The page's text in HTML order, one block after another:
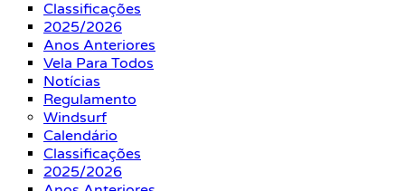
Classificações
2025/2026
Anos Anteriores
Vela Para Todos
Notícias
Regulamento
Windsurf
Calendário
Classificações
2025/2026